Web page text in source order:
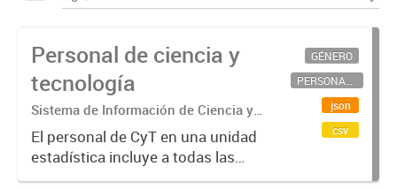
Personal de ciencia y
tecnología
Sistema de Información de Ciencia y
Tecnología Argentino (SICYTAR)
El personal de CyT en una unidad
estadística incluye a todas las
personas involucradas
GÉNERO
PERSONAL CIENTÍFICO-TECNOLÓGICO
json
csv